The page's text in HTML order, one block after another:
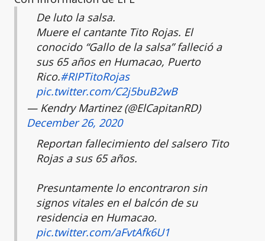
De luto la salsa.
Muere el cantante Tito Rojas. El
conocido “Gallo de la salsa” falleció a
sus 65 años en Humacao, Puerto
Rico.#RIPTitoRojas
pic.twitter.com/C2j5buB2wB
— Kendry Martinez (@ElCapitanRD)
December 26, 2020
Reportan fallecimiento del salsero Tito
Rojas a sus 65 años.
Presuntamente lo encontraron sin
signos vitales en el balcón de su
residencia en Humacao.
pic.twitter.com/aFvtAfk6U1